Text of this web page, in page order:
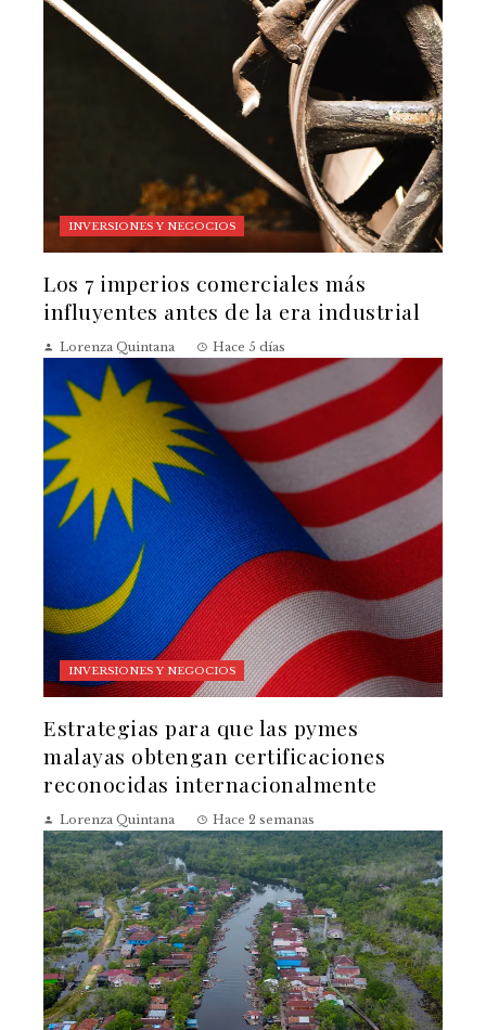
INVERSIONES Y NEGOCIOS
Los 7 imperios comerciales más
influyentes antes de la era industrial
Lorenza Quintana Hace 5 días
INVERSIONES Y NEGOCIOS
Estrategias para que las pymes
malayas obtengan certificaciones
reconocidas internacionalmente
Lorenza Quintana Hace 2 semanas